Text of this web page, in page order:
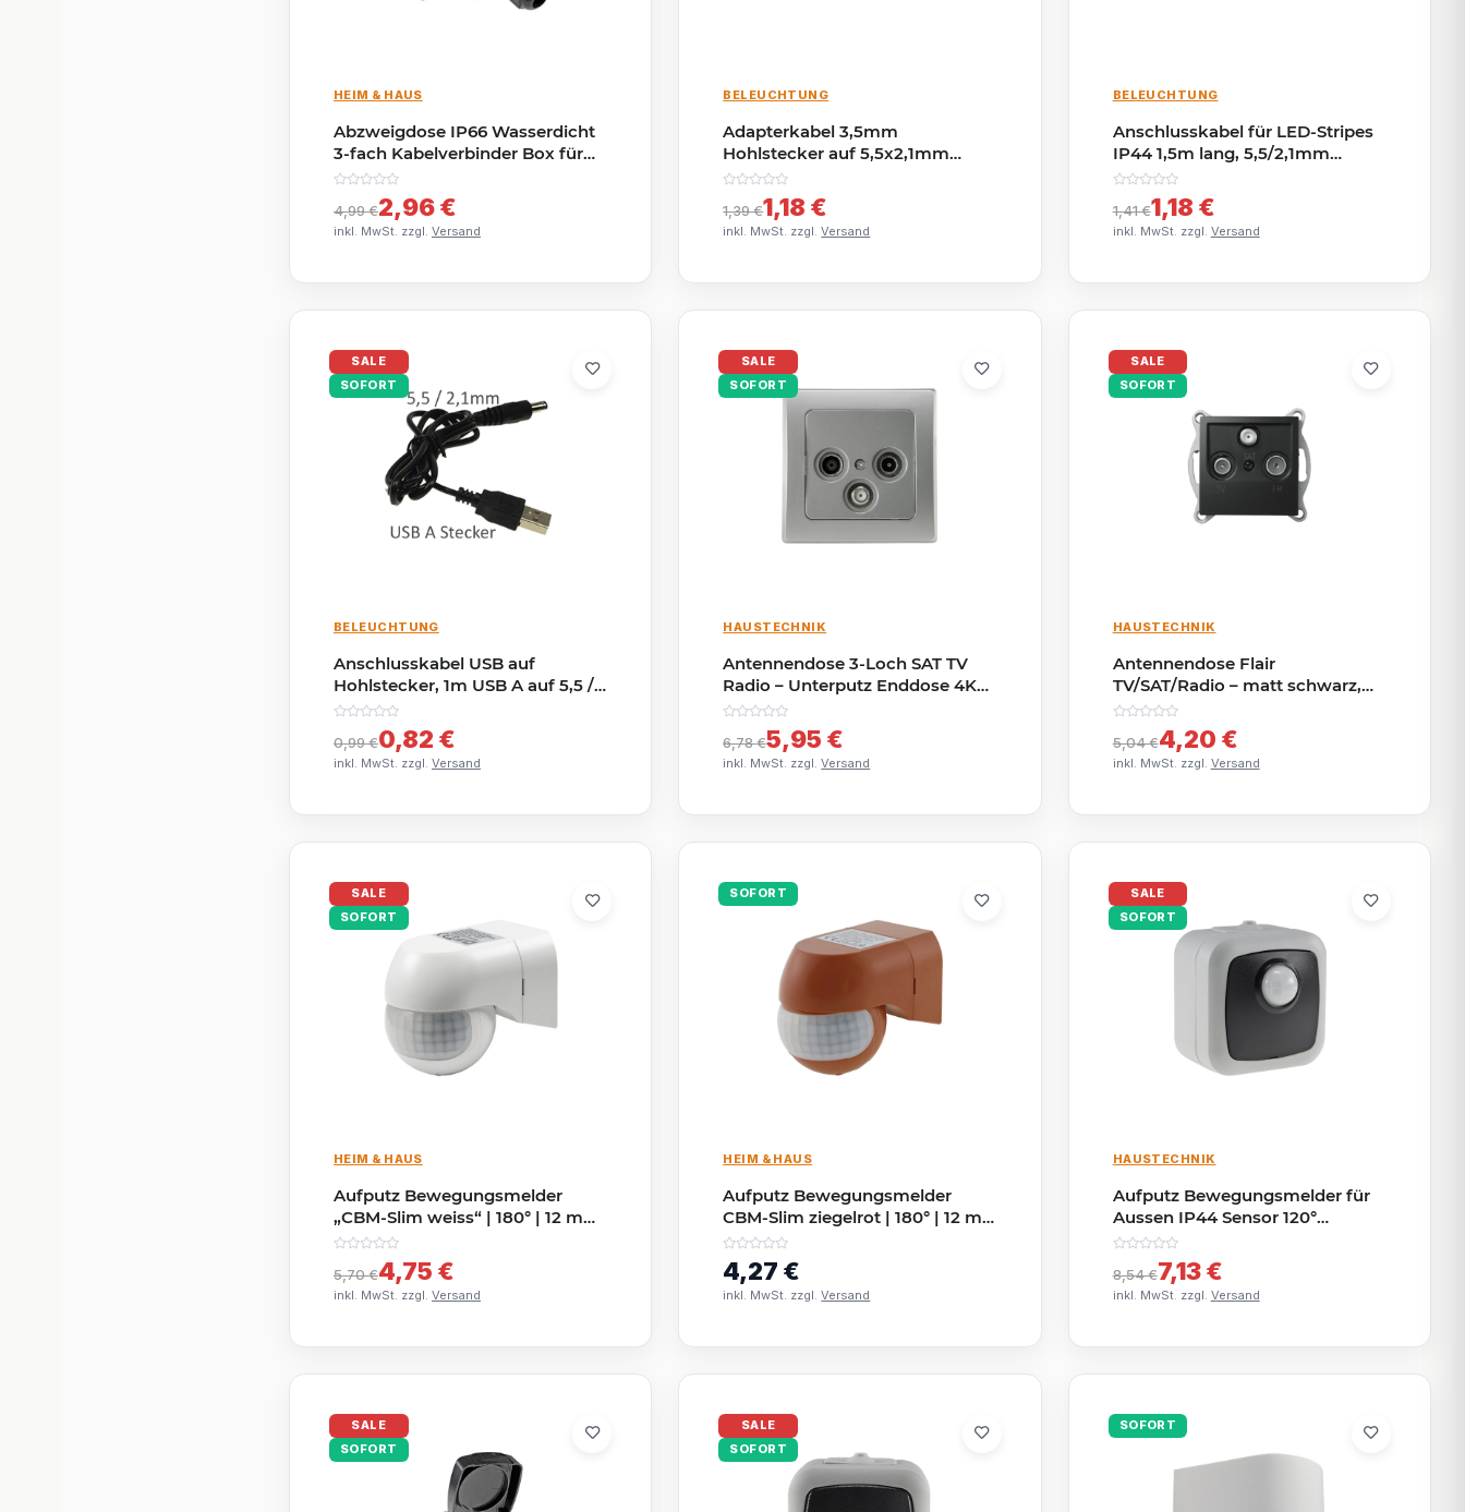
HEIM & HAUS
Abzweigdose IP66 Wasserdicht
3-fach Kabelverbinder Box für
Aussen Verbindungsdose
Erdkabel Schwarz elektrischer
Außen-Verteilerdose
4,99 €2,96 €
inkl. MwSt. zzgl. Versand
BELEUCHTUNG
Adapterkabel 3,5mm
Hohlstecker auf 5,5x2,1mm
Buchse – 10cm für 12V/24V
Geräte
1,39 €1,18 €
inkl. MwSt. zzgl.Versand
BELEUCHTUNG
Anschlusskabel für LED-Stripes
IP44 1,5m lang, 5,5/2,1mm
Stecker > 2x blank
1,41 €1,18 €
inkl. MwSt. zzgl. Versand
SALE
SOFORT
BELEUCHTUNG
Anschlusskabel USB auf
Hohlstecker, 1m USB A auf 5,5 /
2,1mm
0,99 €0,82 €
inkl. MwSt. zzgl. Versand
SALE
SOFORT
HAUSTECHNIK
Antennendose 3-Loch SAT TV
Radio – Unterputz Enddose 4K
Silber DELPHI
6,78 €5,95 €
inkl. MwSt. zzgl.Versand
SALE
SOFORT
HAUSTECHNIK
Antennendose Flair
TV/SAT/Radio – matt schwarz,
UP
5,04 €4,20 €
inkl. MwSt. zzgl. Versand
SALE
SOFORT
HEIM & HAUS
Aufputz Bewegungsmelder
„CBM-Slim weiss“ | 180° | 12 m
Reichweite | LED geeignet | IP44
5,70 €4,75 €
inkl. MwSt. zzgl. Versand
SOFORT
HEIM & HAUS
Aufputz Bewegungsmelder
CBM-Slim ziegelrot | 180° | 12 m |
LED ab 1 W | IP44
4,27 €
inkl. MwSt. zzgl.Versand
SALE
SOFORT
HAUSTECHNIK
Aufputz Bewegungsmelder für
Aussen IP44 Sensor 120°
Erfassung 6m Reichweite für
Garage Keller Hauseingang 2-
500W LED geeignet Aufputz Zeit
Regelbar Grau
8,54 €7,13 €
inkl. MwSt. zzgl. Versand
SALE
SOFORT
SALE
SOFORT
SOFORT